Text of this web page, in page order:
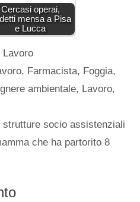
Cercasi operai,
mensa a Pisa
e Lucca
Lavoro
, Farmacista, Foggia,
ambientale, Lavoro,
socio assistenziali
che ha partorito 8